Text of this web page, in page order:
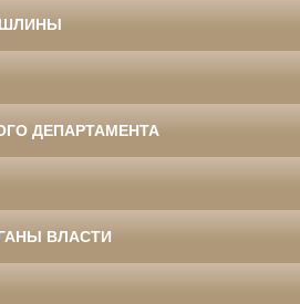
ДЕПАРТАМЕНТА
ВЛАСТИ